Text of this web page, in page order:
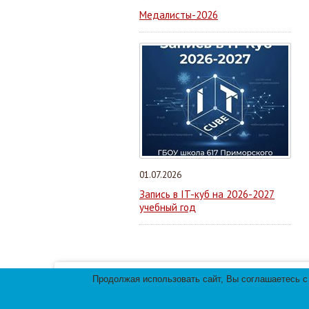
Медалисты-2026
01.07.2026
Запись в IT-куб на 2026-2027
учебный год
Продолжая использовать сайт, Вы соглашаетесь
Мы используем файлы cookies для